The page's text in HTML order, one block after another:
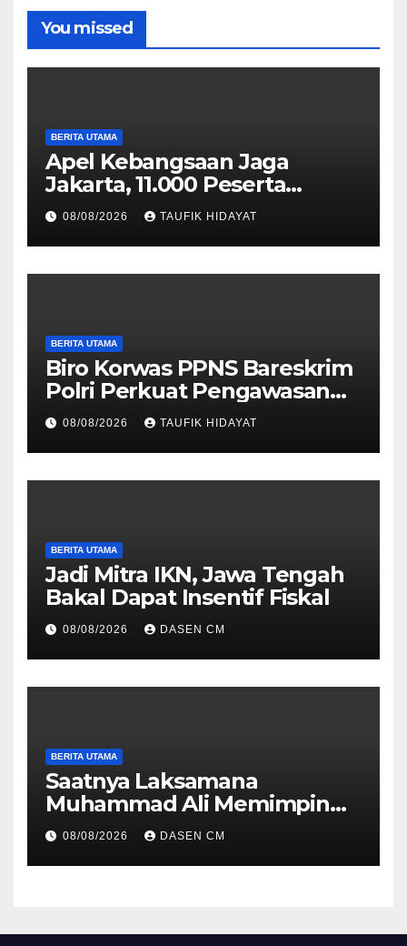
You missed
BERITA UTAMA
Apel Kebangsaan Jaga
Jakarta, 11.000 Peserta
Perkuat Komitmen Menjaga
Ibu Kota
08/08/2026 TAUFIK HIDAYAT
BERITA UTAMA
Biro Korwas PPNS Bareskrim
Polri Perkuat Pengawasan
untuk Dorong Penegakan
Hukum yang Profesional
08/08/2026 TAUFIK HIDAYAT
BERITA UTAMA
Jadi Mitra IKN, Jawa Tengah
Bakal Dapat Insentif Fiskal
08/08/2026 DASEN CM
BERITA UTAMA
Saatnya Laksamana
Muhammad Ali Memimpin
TNI: Menjaga Keseimbangan
Politik dan Soliditas
Antarmatra
08/08/2026 DASEN CM